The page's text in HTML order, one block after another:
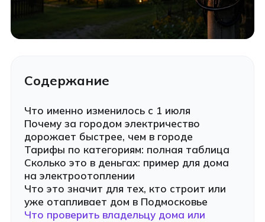
Содержание
Что именно изменилось с 1 июля
Почему за городом электричество
дорожает быстрее, чем в городе
Тарифы по категориям: полная таблица
Сколько это в деньгах: пример для дома
на электроотоплении
Что это значит для тех, кто строит или
уже отапливает дом в Подмосковье
Что проверить владельцу дома или